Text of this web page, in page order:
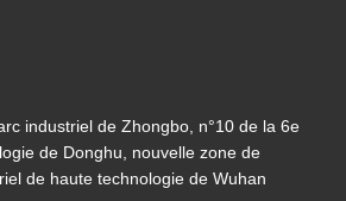
industriel de Zhongbo, n°10 de la 6e
de Donghu, nouvelle zone de
de haute technologie de Wuhan